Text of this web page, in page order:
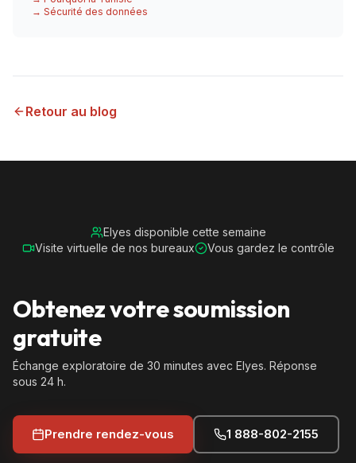
→ Sécurité des données
Retour au blog
Elyes disponible cette semaine
Visite virtuelle de nos bureaux
Vous gardez le contrôle
Obtenez votre soumission
gratuite
Échange exploratoire de 30 minutes avec Elyes. Réponse
sous 24 h.
Prendre rendez-vous 1 888-802-2155